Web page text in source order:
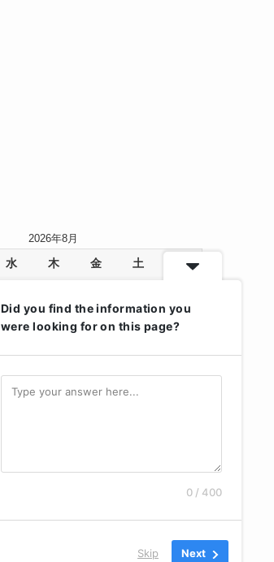
2026年8月
水 木 金 土
6 9
19 20 21 22 23
Did you find the information you
were looking for on this page?
0 / 400
Skip Next